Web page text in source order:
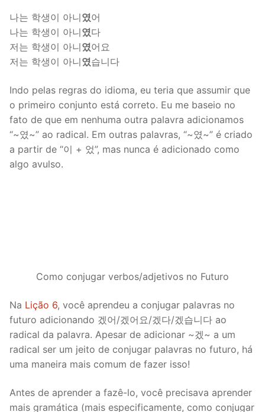
나는 학생이 아니였어
나는 학생이 아니였다
저는 학생이 아니였어요
저는 학생이 아니였습니다
Indo pelas regras do idioma, eu teria que assumir que
o primeiro conjunto está correto. Eu me baseio no
fato de que em nenhuma outra palavra adicionamos
“~였~” ao radical. Em outras palavras, “~였~” é criado
a partir de “이 + 었”, mas nunca é adicionado como
algo avulso.
Como conjugar verbos/adjetivos no Futuro
Na Lição 6, você aprendeu a conjugar palavras no
futuro adicionando 겠어/겠어요/겠다/겠습니다 ao
radical da palavra. Apesar de adicionar ~겠~ a um
radical ser um jeito de conjugar palavras no futuro, há
uma maneira mais comum de fazer isso!
Antes de aprender a fazê-lo, você precisava aprender
mais gramática (mais especificamente, como conjugar